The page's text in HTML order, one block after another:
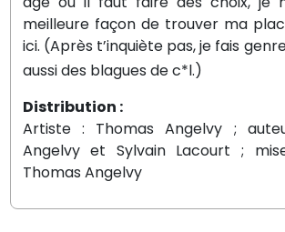
meilleure façon de trouver ma
ici. (Après t’inquiète pas, je fais
aussi des blagues de c*l.)
Distribution :
Artiste : Thomas Angelvy ;
Angelvy et Sylvain Lacourt ;
Thomas Angelvy